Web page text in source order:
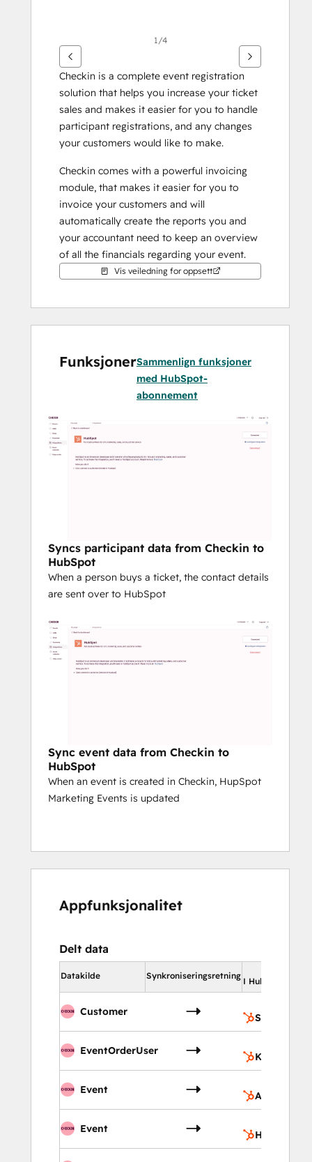
1/4
Checkin is a complete event registration
solution that helps you increase your ticket
sales and makes it easier for you to handle
participant registrations, and any changes
your customers would like to make.
Checkin comes with a powerful invoicing
module, that makes it easier for you to
invoice your customers and will
automatically create the reports you and
your accountant need to keep an overview
of all the financials regarding your event.
Only available in the Norwegian market!
Vis veiledning for oppsett
FunksjonerSammenlign funksjoner
med HubSpot-
abonnement
Syncs participant data from Checkin to
HubSpot
When a person buys a ticket, the contact details
are sent over to HubSpot
Sync event data from Checkin to
HubSpot
When an event is created in Checkin, HupSpot
Marketing Events is updated
Appfunksjonalitet
Delt data
Datakilde Synkroniseringsretning
I HubSpot
Customer Selskaper
EventOrderUser Kontakter
Event Avtaler
Event Hendelser